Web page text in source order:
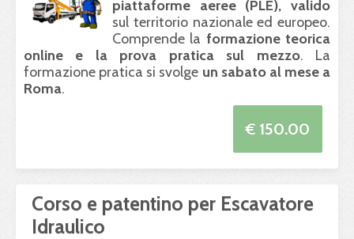
piattaforme aeree (PLE), valido
sul territorio nazionale ed europeo.
Comprende la formazione teorica
online e la prova pratica sul mezzo. La
formazione pratica si svolge un sabato al mese a
Roma.
€ 150.00
Corso e patentino per Escavatore
Idraulico